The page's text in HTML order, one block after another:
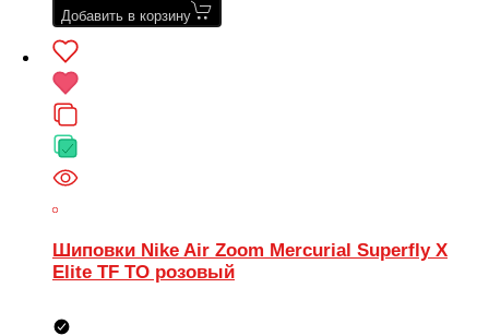
Добавить в корзину
Шиповки Nike Air Zoom Mercurial Superfly X
Elite TF TO розовый